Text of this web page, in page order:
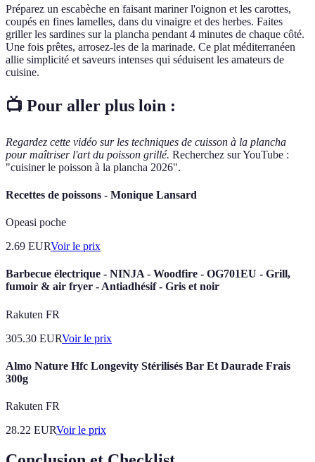
Préparez un escabèche en faisant mariner l'oignon et les carottes,
coupés en fines lamelles, dans du vinaigre et des herbes. Faites
griller les sardines sur la plancha pendant 4 minutes de chaque côté.
Une fois prêtes, arrosez-les de la marinade. Ce plat méditerranéen
allie simplicité et saveurs intenses qui séduisent les amateurs de
cuisine.
📺 Pour aller plus loin :
Regardez cette vidéo sur les techniques de cuisson à la plancha
pour maîtriser l'art du poisson grillé. Recherchez sur YouTube :
"cuisiner le poisson à la plancha 2026".
Recettes de poissons - Monique Lansard
Opeasi poche
2.69 EURVoir le prix
Barbecue électrique - NINJA - Woodfire - OG701EU - Grill,
fumoir & air fryer - Antiadhésif - Gris et noir
Rakuten FR
305.30 EURVoir le prix
Almo Nature Hfc Longevity Stérilisés Bar Et Daurade Frais
300g
Rakuten FR
28.22 EURVoir le prix